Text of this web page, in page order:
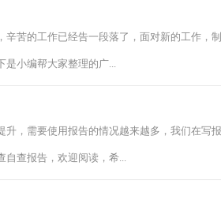
苦的工作已经告一段落了，面对新的工作，
是小编帮大家整理的广...
升，需要使用报告的情况越来越多，我们在写
自查报告，欢迎阅读，希...